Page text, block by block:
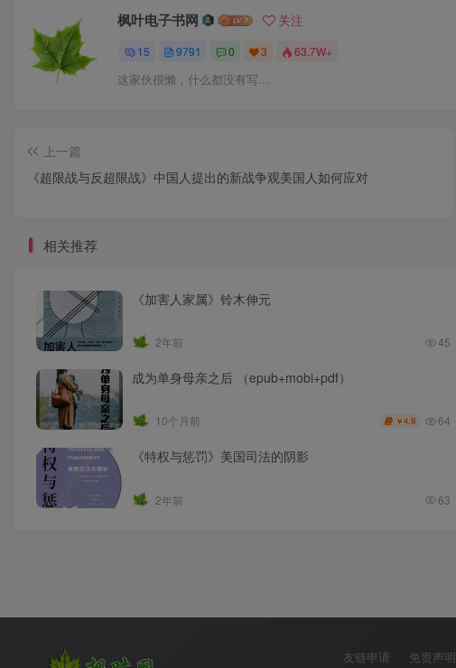
枫叶电子书网 关注
15 9791 0 3 63.7W+
这家伙很懒，什么都没有写...
上一篇
《超限战与反超限战》中国人提出的新战争观美国人如何应对
相关推荐
《加害人家属》铃木伸元
2年前 45
成为单身母亲之后 （epub+mobi+pdf）
10个月前 ￥4.9 64
《特权与惩罚》美国司法的阴影
2年前 63
友链申请 免责声明